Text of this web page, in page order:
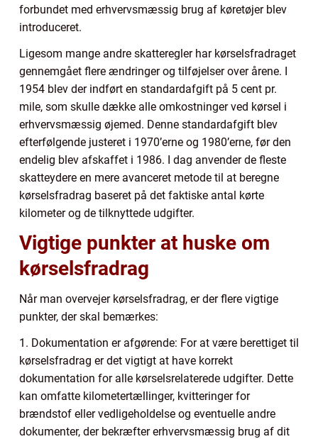
forbundet med erhvervsmæssig brug af køretøjer blev
introduceret.
Ligesom mange andre skatteregler har kørselsfradraget
gennemgået flere ændringer og tilføjelser over årene. I
1954 blev der indført en standardafgift på 5 cent pr.
mile, som skulle dække alle omkostninger ved kørsel i
erhvervsmæssig øjemed. Denne standardafgift blev
efterfølgende justeret i 1970’erne og 1980’erne, før den
endelig blev afskaffet i 1986. I dag anvender de fleste
skatteydere en mere avanceret metode til at beregne
kørselsfradrag baseret på det faktiske antal kørte
kilometer og de tilknyttede udgifter.
Vigtige punkter at huske om
kørselsfradrag
Når man overvejer kørselsfradrag, er der flere vigtige
punkter, der skal bemærkes:
1. Dokumentation er afgørende: For at være berettiget til
kørselsfradrag er det vigtigt at have korrekt
dokumentation for alle kørselsrelaterede udgifter. Dette
kan omfatte kilometertællinger, kvitteringer for
brændstof eller vedligeholdelse og eventuelle andre
dokumenter, der bekræfter erhvervsmæssig brug af dit